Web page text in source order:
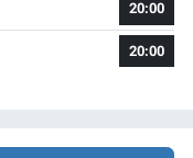
20:00
20:00